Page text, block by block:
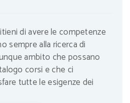
di avere le competenze
sempre alla ricerca di
ambito che possano
corsi e che ci
tutte le esigenze dei